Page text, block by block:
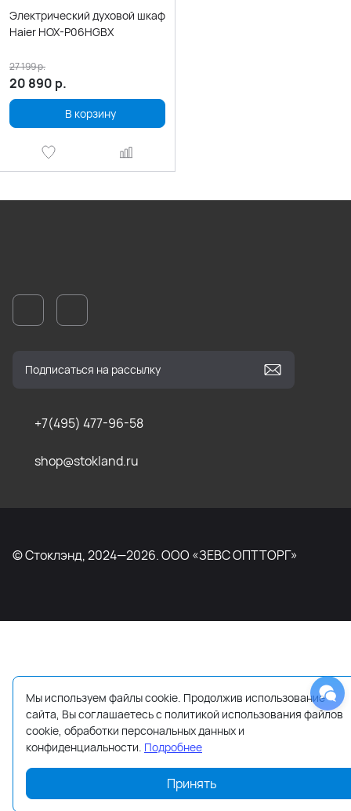
Электрический духовой шкаф
Haier HOX-P06HGBX
20 890 р.
27 199р.
В корзину
+7(495) 477-96-58
shop@stokland.ru
© Стоклэнд, 2024—2026. ООО «ЗЕВС ОПТТОРГ»
Мы используем файлы cookie. Продолжив использование
сайта, Вы соглашаетесь с политикой использования файлов
cookie, обработки персональных данных и
конфиденциальности. Подробнее
Принять